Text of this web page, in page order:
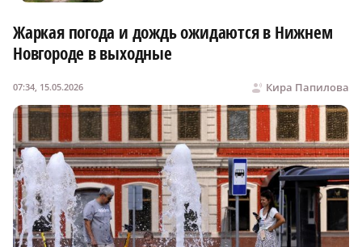
Жаркая погода и дождь ожидаются в Нижнем
Новгороде в выходные
Кира Папилова
07:34, 15.05.2026